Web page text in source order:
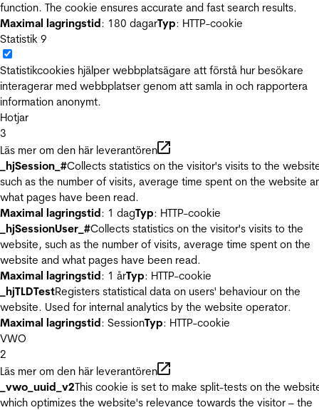
function. The cookie ensures accurate and fast search results.
Maximal lagringstid: 180 dagarTyp: HTTP-cookie
Statistik 9
Statistikcookies hjälper webbplatsägare att förstå hur besökare
interagerar med webbplatser genom att samla in och rapportera
information anonymt.
Hotjar
3
Läs mer om den här leverantören
_hjSession_#Collects statistics on the visitor's visits to the
such as the number of visits, average time spent on the website
what pages have been read.
Maximal lagringstid: 1 dagTyp: HTTP-cookie
_hjSessionUser_#Collects statistics on the visitor's visits to the
website, such as the number of visits, average time spent on the
website and what pages have been read.
Maximal lagringstid: 1 årTyp: HTTP-cookie
_hjTLDTestRegisters statistical data on users' behaviour on the
website. Used for internal analytics by the website operator.
Maximal lagringstid: SessionTyp: HTTP-cookie
VWO
2
Läs mer om den här leverantören
_vwo_uuid_v2This cookie is set to make split-tests on the
which optimizes the website's relevance towards the visitor – the